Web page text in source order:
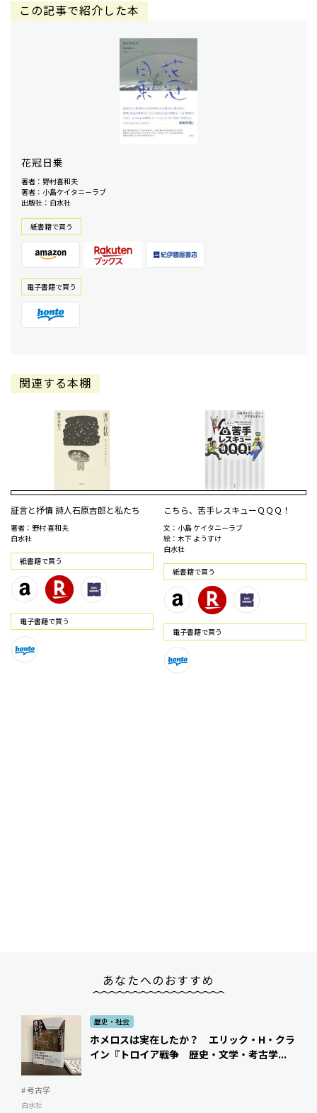
この記事で紹介した本
花冠日乗
著者：野村喜和夫
著者：小島ケイタニーラブ
出版社：白水社
紙書籍で買う
電⼦書籍で買う
関連する本棚
証言と抒情 詩人石原吉郎と私たち
著者：野村 喜和夫
白水社
紙書籍で買う
電⼦書籍で買う
こちら、苦手レスキューＱＱＱ！
文：小島 ケイタニーラブ
絵：木下 ようすけ
白水社
紙書籍で買う
電⼦書籍で買う
あなたへのおすすめ
歴史・社会
ホメロスは実在したか？ エリック・H・クラ
イン『トロイア戦争 歴史・文学・考古学...
# 考古学
白水社